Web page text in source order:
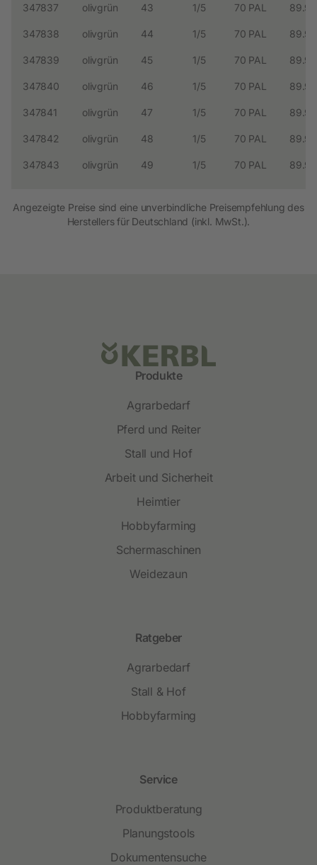
347837 olivgrün 43 1/5 70 PAL 89.99
347838 olivgrün 44 1/5 70 PAL 89.99
347839 olivgrün 45 1/5 70 PAL 89.99
347840 olivgrün 46 1/5 70 PAL 89.99
347841 olivgrün 47 1/5 70 PAL 89.99
347842 olivgrün 48 1/5 70 PAL 89.99
347843 olivgrün 49 1/5 70 PAL 89.99
Angezeigte Preise sind eine unverbindliche Preisempfehlung des
Herstellers für Deutschland (inkl. MwSt.).
Produkte
Agrarbedarf
Pferd und Reiter
Stall und Hof
Arbeit und Sicherheit
Heimtier
Hobbyfarming
Schermaschinen
Weidezaun
Ratgeber
Agrarbedarf
Stall & Hof
Hobbyfarming
Service
Produktberatung
Planungstools
Dokumentensuche